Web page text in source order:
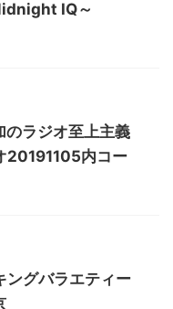
IQ～
ラジオ至上主義
20191105内コー
ングバラエティー